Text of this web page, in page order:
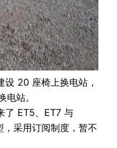
20 座椅上换电站，
站。
了 ET5、ET7 与
，采用订阅制度，暂不